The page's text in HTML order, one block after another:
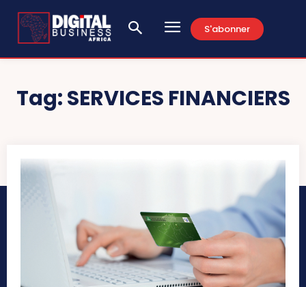
S'abonner
Tag:SERVICES FINANCIERS